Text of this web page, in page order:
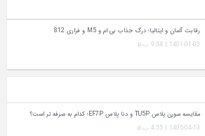
رقابت آلمان و ایتالیا؛ درگ جذاب بی ام و M5 و فراری 812
1401-01-03 | 9:34 ب.ظ
مقایسه سورن پلاس TU5P و دنا پلاس EF7P؛ کدام به‌ صرفه‌ تر است؟
1405-04-13 | 4:55 ب.ظ